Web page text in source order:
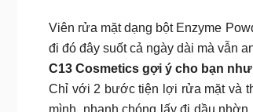
Viên rửa mặt dạng bột Enzyme
đi đó đây suốt cả ngày dài mà vẫn
C13 Cosmetics gợi ý cho bạn
Chỉ với 2 bước tiện lợi rửa mặt và